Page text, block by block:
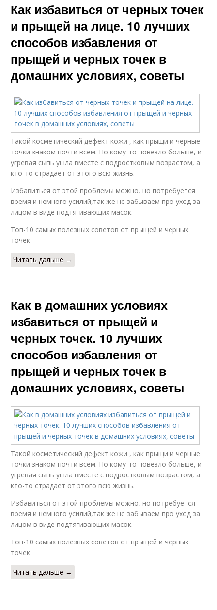
Как избавиться от черных точек
и прыщей на лице. 10 лучших
способов избавления от
прыщей и черных точек в
домашних условиях, советы
Такой косметический дефект кожи , как прыщи и черные
точки знаком почти всем. Но кому-то повезло больше, и
угревая сыпь ушла вместе с подростковым возрастом, а
кто-то страдает от этого всю жизнь.
Избавиться от этой проблемы можно, но потребуется
время и немного усилий,так же не забываем про уход за
лицом в виде подтягивающих масок.
Топ-10 самых полезных советов от прыщей и черных
точек
Читать дальше →
Как в домашних условиях
избавиться от прыщей и
черных точек. 10 лучших
способов избавления от
прыщей и черных точек в
домашних условиях, советы
Такой косметический дефект кожи , как прыщи и черные
точки знаком почти всем. Но кому-то повезло больше, и
угревая сыпь ушла вместе с подростковым возрастом, а
кто-то страдает от этого всю жизнь.
Избавиться от этой проблемы можно, но потребуется
время и немного усилий,так же не забываем про уход за
лицом в виде подтягивающих масок.
Топ-10 самых полезных советов от прыщей и черных
точек
Читать дальше →